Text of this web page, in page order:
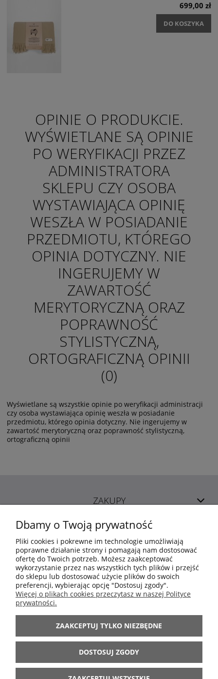
699,00 zł
DO KOSZYKA
OPINIE O PRODUKCIE.
WYŚWIETLANE SĄ OPINIE
PO WERYFIKACJI PRZEZ
ADMINISTRATORA
SKLEPU CZY OSOBA
WYSTAWIAJĄCA OPINIĘ
WESZŁA W POSIADANIE
PRZEDMIOTU, KTÓREGO
OPINIA DOTYCZNY. NIE
INGERUJEMY W
ZAWARTOŚĆ
MERYTORYCZNĄ ORAZ
POPRAWNOŚĆ
STYLISTYCZNĄ,
ORTOGRAFICZNĄ OPINII
(0)
Wyświetlane są wszystkie opinie po weryfikacji administracji
czy osoba wystawiająca opinię weszła w posiadanie
przedmiotu, którego opinia dotyczny. Nie ingerujemy w
zawartość merytoryczną oraz poprawność stylistyczną,
ortograficzną opinii
ZAKUPY
POMOC
MOJE KONTO
INFORMACJE
ARANŻACJE
BĄDŹ Z NAMI
Dbamy o Twoją prywatność
Pliki cookies i pokrewne im technologie umożliwiają
poprawne działanie strony i pomagają nam dostosować
ofertę do Twoich potrzeb. Możesz zaakceptować
wykorzystanie przez nas wszystkich tych plików i przejść
do sklepu lub dostosować użycie plików do swoich
preferencji, wybierając opcję "Dostosuj zgody".
Więcej o plikach cookies przeczytasz w naszej Polityce
prywatności.
ZAAKCEPTUJ TYLKO NIEZBĘDNE
DOSTOSUJ ZGODY